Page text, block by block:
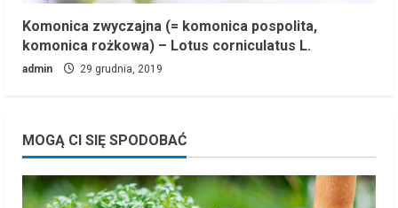
Komonica zwyczajna (= komonica pospolita,
komonica rożkowa) – Lotus corniculatus L.
admin 29 grudnia, 2019
MOGĄ CI SIĘ SPODOBAĆ